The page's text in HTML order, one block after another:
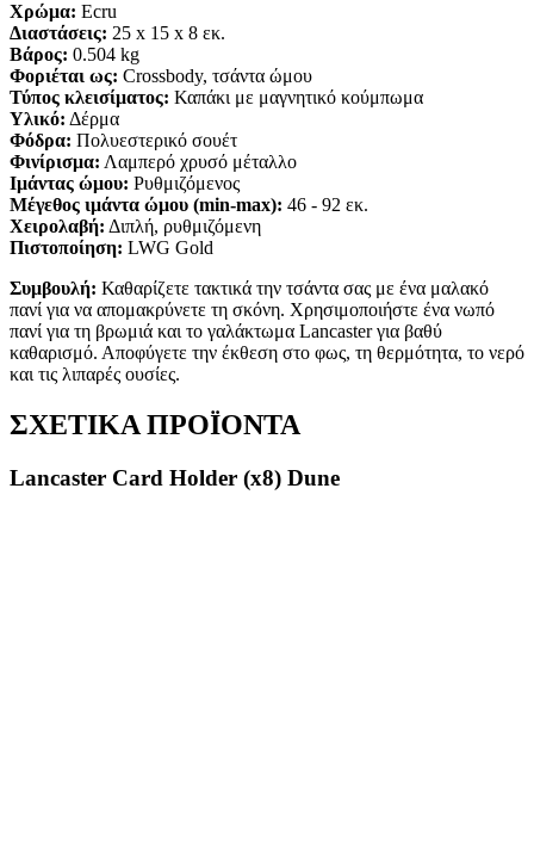
Χρώμα: Ecru
Διαστάσεις: 25 x 15 x 8 εκ.
Βάρος: 0.504 kg
Φοριέται ως: Crossbody, τσάντα ώμου
Τύπος κλεισίματος: Καπάκι με μαγνητικό κούμπωμα
Υλικό: Δέρμα
Φόδρα: Πολυεστερικό σουέτ
Φινίρισμα: Λαμπερό χρυσό μέταλλο
Ιμάντας ώμου: Ρυθμιζόμενος
Μέγεθος ιμάντα ώμου (min-max): 46 - 92 εκ.
Χειρολαβή: Διπλή, ρυθμιζόμενη
Πιστοποίηση: LWG Gold
Συμβουλή: Καθαρίζετε τακτικά την τσάντα σας με ένα μαλακό
πανί για να απομακρύνετε τη σκόνη. Χρησιμοποιήστε ένα νωπό
πανί για τη βρωμιά και το γαλάκτωμα Lancaster για βαθύ
καθαρισμό. Αποφύγετε την έκθεση στο φως, τη θερμότητα, το νερό
και τις λιπαρές ουσίες.
ΣΧΕΤΙΚΑ ΠΡΟΪΟΝΤΑ
Lancaster Card Holder (x8) Dune